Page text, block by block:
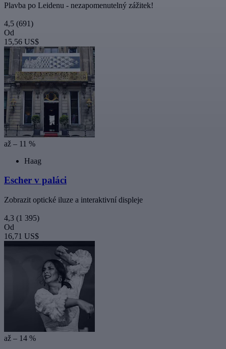
Plavba po Leidenu - nezapomenutelný zážitek!
4,5 (691)
Od
15,56 US$
až – 11 %
Haag
Escher v paláci
Zobrazit optické iluze a interaktivní displeje
4,3 (1 395)
Od
16,71 US$
až – 14 %